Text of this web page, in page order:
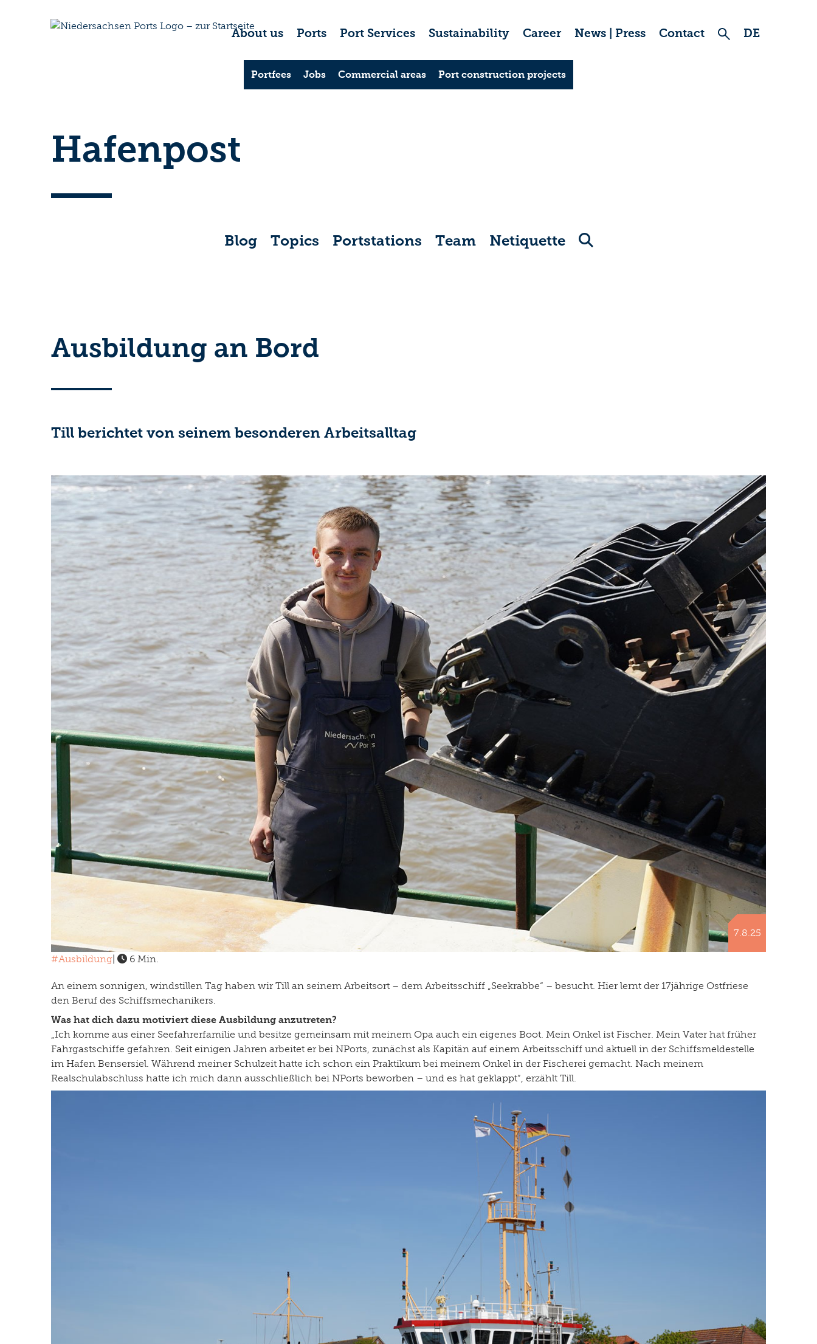
About us Ports Port Services Sustainability Career News | Press Contact DE
Portfees Jobs Commercial areas Port construction projects
Hafenpost
Blog Topics Portstations Team Netiquette
Ausbildung an Bord
Till berichtet von seinem besonderen Arbeitsalltag
7.8.25
#Ausbildung| 6 Min.
An einem sonnigen, windstillen Tag haben wir Till an seinem Arbeitsort – dem Arbeitsschiff „Seekrabbe“ – besucht. Hier lernt der 17jährige Ostfriese
den Beruf des Schiffsmechanikers.
Was hat dich dazu motiviert diese Ausbildung anzutreten?
„Ich komme aus einer Seefahrerfamilie und besitze gemeinsam mit meinem Opa auch ein eigenes Boot. Mein Onkel ist Fischer. Mein Vater hat früher
Fahrgastschiffe gefahren. Seit einigen Jahren arbeitet er bei NPorts, zunächst als Kapitän auf einem Arbeitsschiff und aktuell in der Schiffsmeldestelle
im Hafen Bensersiel. Während meiner Schulzeit hatte ich schon ein Praktikum bei meinem Onkel in der Fischerei gemacht. Nach meinem
Realschulabschluss hatte ich mich dann ausschließlich bei NPorts beworben – und es hat geklappt“, erzählt Till.